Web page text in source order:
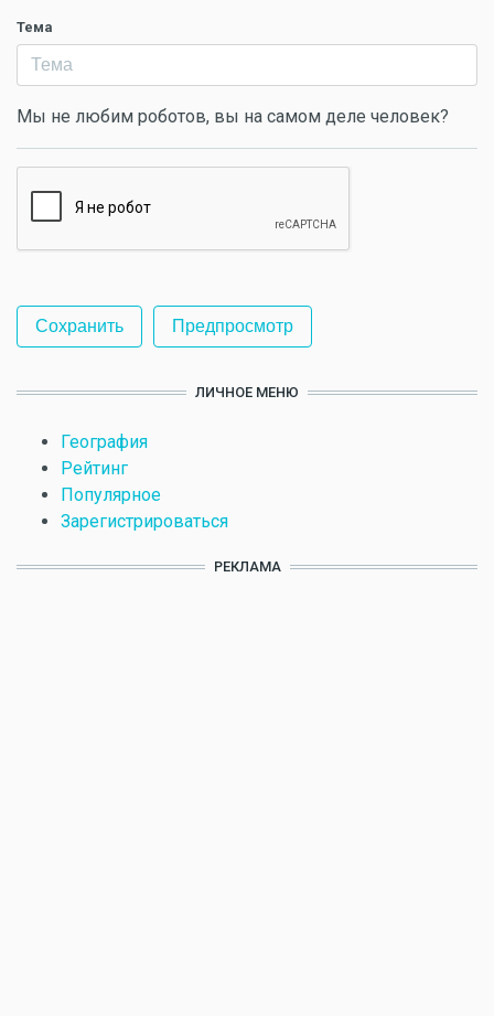
Тема
Мы не любим роботов, вы на самом деле человек?
ЛИЧНОЕ МЕНЮ
География
Рейтинг
Популярное
Зарегистрироваться
РЕКЛАМА